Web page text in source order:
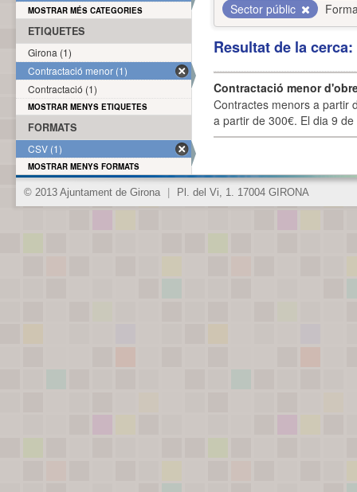
Sector públic
Resultat de la
Contractació menor
Contractes menors a partir
a partir de 300€. El dia 9
MOSTRAR MÉS CATEGORIES
ETIQUETES
Girona (1)
Contractació menor (1)
Contractació (1)
MOSTRAR MENYS ETIQUETES
FORMATS
CSV (1)
MOSTRAR MENYS FORMATS
© 2013 Ajuntament de Girona Pl. del Vi, 1. 17004 GIRONA